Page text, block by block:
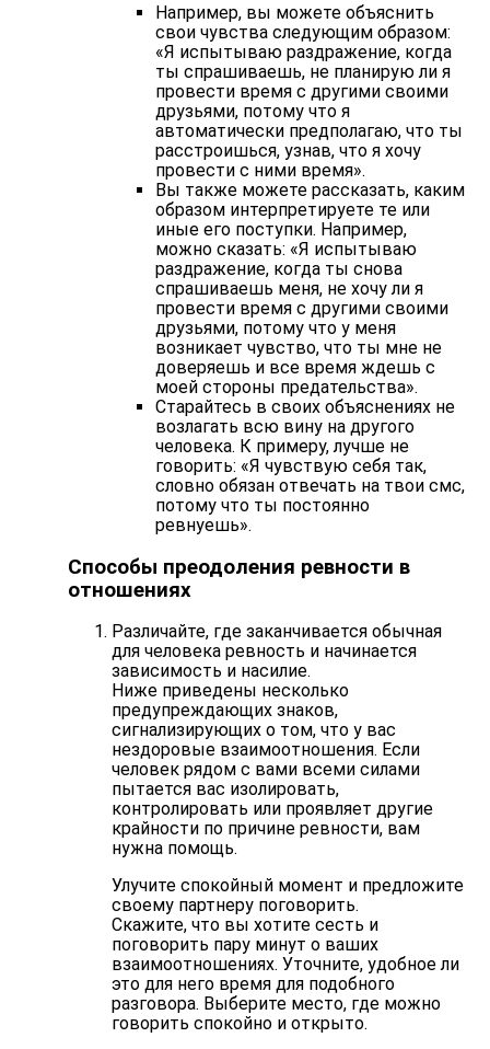
Например, вы можете объяснить
свои чувства следующим образом:
«Я испытываю раздражение, когда
ты спрашиваешь, не планирую ли я
провести время с другими своими
друзьями, потому что я
автоматически предполагаю, что ты
расстроишься, узнав, что я хочу
провести с ними время».
Вы также можете рассказать, каким
образом интерпретируете те или
иные его поступки. Например,
можно сказать: «Я испытываю
раздражение, когда ты снова
спрашиваешь меня, не хочу ли я
провести время с другими своими
друзьями, потому что у меня
возникает чувство, что ты мне не
доверяешь и все время ждешь с
моей стороны предательства».
Старайтесь в своих объяснениях не
возлагать всю вину на другого
человека. К примеру, лучше не
говорить: «Я чувствую себя так,
словно обязан отвечать на твои смс,
потому что ты постоянно
ревнуешь».
Способы преодоления ревности в
отношениях
Различайте, где заканчивается обычная
для человека ревность и начинается
зависимость и насилие.
Ниже приведены несколько
предупреждающих знаков,
сигнализирующих о том, что у вас
нездоровые взаимоотношения. Если
человек рядом с вами всеми силами
пытается вас изолировать,
контролировать или проявляет другие
крайности по причине ревности, вам
нужна помощь.
Улучите спокойный момент и предложите
своему партнеру поговорить.
Скажите, что вы хотите сесть и
поговорить пару минут о ваших
взаимоотношениях. Уточните, удобное ли
это для него время для подобного
разговора. Выберите место, где можно
говорить спокойно и открыто.